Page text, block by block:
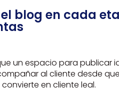
blog en cada
un espacio para publicar
al cliente desde
en cliente leal.